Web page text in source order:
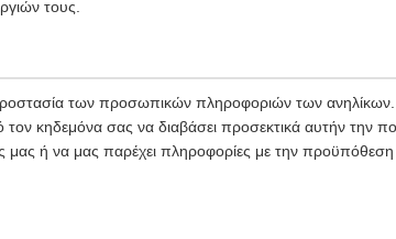
τους.
των προσωπικών πληροφοριών των ανηλίκων.
τον κηδεμόνα σας να διαβάσει προσεκτικά αυτήν την
μας ή να μας παρέχει πληροφορίες με την προϋπόθεση